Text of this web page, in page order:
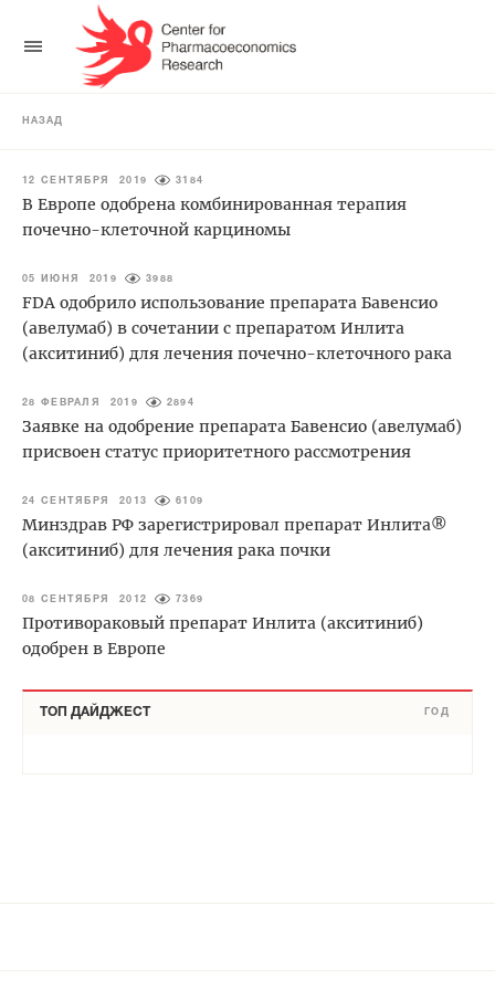
НАЗАД
12 СЕНТЯБРЯ 2019 3184
В Европе одобрена комбинированная терапия
почечно-клеточной карциномы
05 ИЮНЯ 2019 3988
FDA одобрило использование препарата Бавенсио
(авелумаб) в сочетании с препаратом Инлита
(акситиниб) для лечения почечно-клеточного рака
28 ФЕВРАЛЯ 2019 2894
Заявке на одобрение препарата Бавенсио (авелумаб)
присвоен статус приоритетного рассмотрения
24 СЕНТЯБРЯ 2013 6109
Минздрав РФ зарегистрировал препарат Инлита®
(акситиниб) для лечения рака почки
08 СЕНТЯБРЯ 2012 7369
Противораковый препарат Инлита (акситиниб)
одобрен в Европе
ТОП ДАЙДЖЕСТ ГОД